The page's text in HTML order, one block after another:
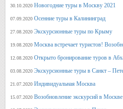
30.10.2020 Новогодние туры в Москву 2021
07.09.2020 Осенние туры в Калининград
27.08.2020 Экскурсионные туры по Крыму
19.08.2020 Москва встречает туристов!
12.08.2020 Открыто бронирование туров в
03.08.2020 Экскурсионные туры в Санкт –
21.07.2020 Индивидуальная Москва
15.07.2020 Возобновление экскурсий в